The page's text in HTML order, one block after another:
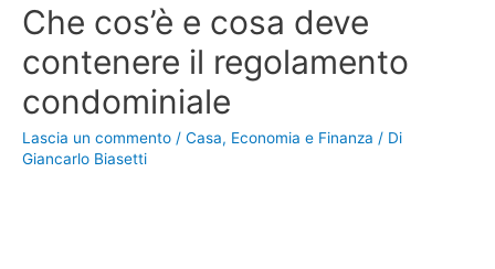
Che cos’è e cosa deve
contenere il regolamento
condominiale
Lascia un commento / Casa, Economia e Finanza / Di
Giancarlo Biasetti